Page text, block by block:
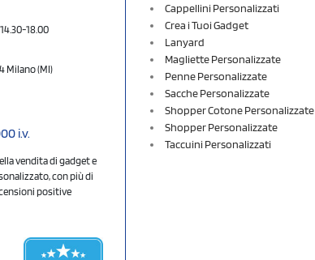
18.00
Milano (MI)
i.v.
vendita di gadget e
con più di
positive
Cappellini Personalizzati
Crea i Tuoi Gadget
Lanyard
Magliette Personalizzate
Penne Personalizzate
Sacche Personalizzate
Shopper Cotone Personalizzate
Shopper Personalizzate
Taccuini Personalizzati